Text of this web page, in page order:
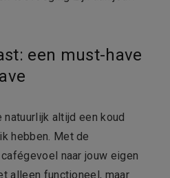
een must-have
altijd een koud
hebben. Met de
naar jouw eigen
alleen functioneel, maar